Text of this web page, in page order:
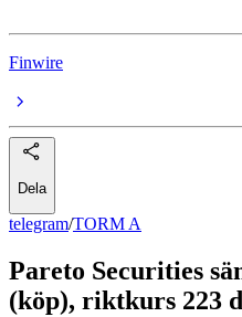
Finwire
Dela
telegram/TORM A
Pareto Securities
(köp), riktkurs 223